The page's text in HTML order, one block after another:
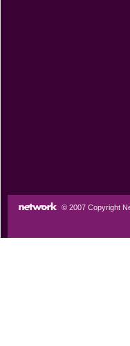
© 2007 Copyright